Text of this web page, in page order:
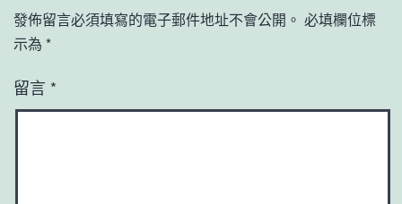
發佈留言必須填寫的電子郵件地址不會公開。 必填欄位標
示為 *
留言 *